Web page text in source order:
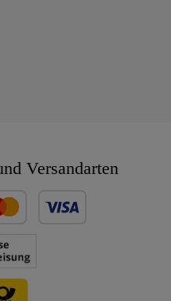
Versandarten
Bild 1
Bild 3